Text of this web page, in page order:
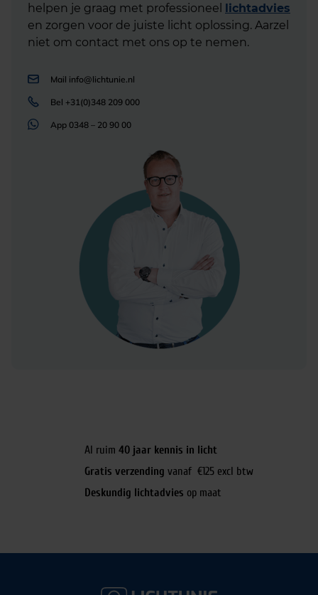
helpen je graag met professioneel lichtadvies
en zorgen voor de juiste licht oplossing. Aarzel
niet om contact met ons op te nemen.
Mail info@lichtunie.nl
Bel +31(0)348 209 000
App 0348 – 20 90 00
Al ruim 40 jaar kennis in licht
Gratis verzending vanaf €125 excl btw
Deskundig lichtadvies op maat